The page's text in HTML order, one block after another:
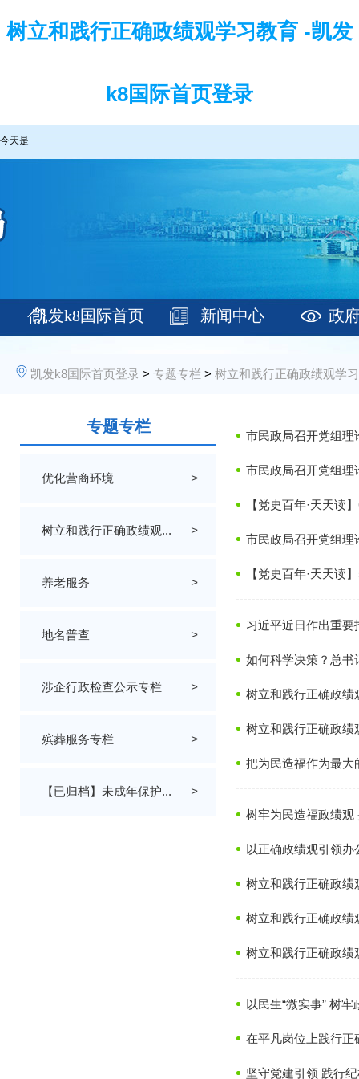
树立和践行正确政绩观学习教育 -凯发
k8国际首页登录
今天是
凯发k8国际首页 新闻中心 政
凯发k8国际首页登录 > 专题专栏 > 树立和践行正确政绩观学
专题专栏
优化营商环境 >
树立和践行正确政绩观... >
养老服务 >
地名普查 >
涉企行政检查公示专栏 >
殡葬服务专栏 >
【已归档】未成年保护... >
市民政局召开党组理
市民政局召开党组理
【党史百年·天天读
市民政局召开党组理
【党史百年·天天读
习近平近日作出重要
如何科学决策？总书
树立和践行正确政绩
树立和践行正确政绩
把为民造福作为最大
树牢为民造福政绩观
以正确政绩观引领
树立和践行正确政绩
树立和践行正确政绩
树立和践行正确政绩
以民生“微实事” 树牢
在平凡岗位上践行正
坚守党建引领 践行